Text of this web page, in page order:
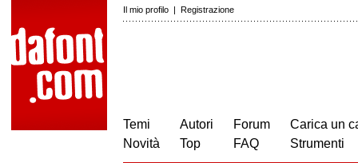
Il mio profilo | Registrazione
Temi
Novità
Autori
Top
Forum
FAQ
Carica un
Strumenti